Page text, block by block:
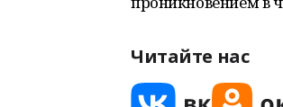
Читайте нас